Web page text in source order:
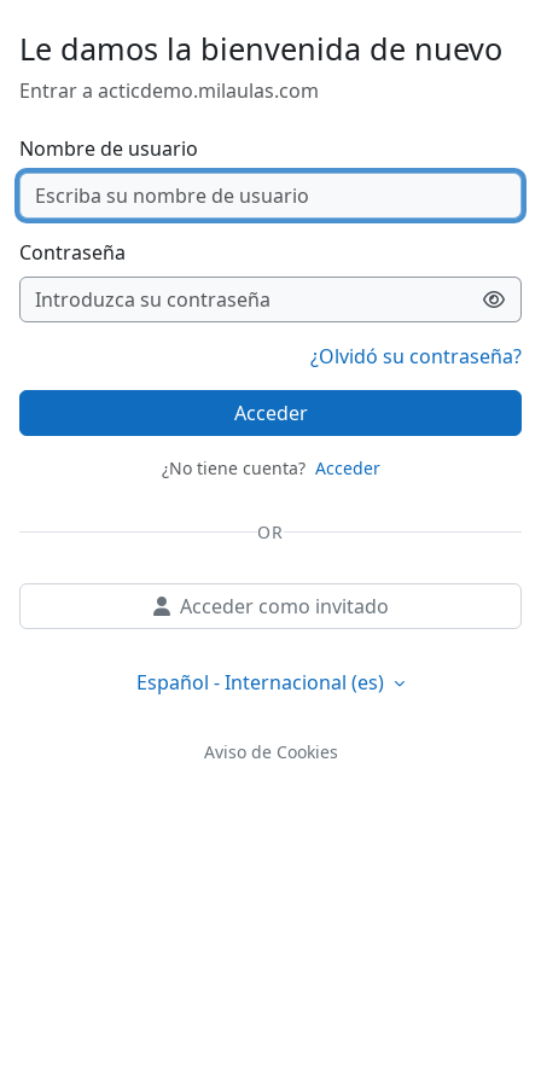
Le damos la bienvenida de nuevo
Entrar a acticdemo.milaulas.com
Nombre de usuario
Contraseña
¿Olvidó su contraseña?
Acceder
¿No tiene cuenta? Acceder
OR
Acceder como invitado
Español - Internacional ‎(es)‎
Aviso de Cookies